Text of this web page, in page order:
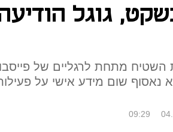
גוגל
השטיח מתחת לרגליים של
שום מידע אישי על
09:29